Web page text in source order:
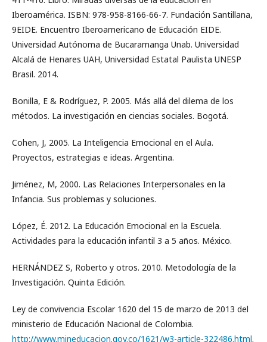
Iberoamérica. ISBN: 978-958-8166-66-7. Fundación Santillana,
9EIDE. Encuentro Iberoamericano de Educación EIDE.
Universidad Autónoma de Bucaramanga Unab. Universidad
Alcalá de Henares UAH, Universidad Estatal Paulista UNESP
Brasil. 2014.
Bonilla, E & Rodríguez, P. 2005. Más allá del dilema de los
métodos. La investigación en ciencias sociales. Bogotá.
Cohen, J, 2005. La Inteligencia Emocional en el Aula.
Proyectos, estrategias e ideas. Argentina.
Jiménez, M, 2000. Las Relaciones Interpersonales en la
Infancia. Sus problemas y soluciones.
López, É. 2012. La Educación Emocional en la Escuela.
Actividades para la educación infantil 3 a 5 años. México.
HERNÁNDEZ S, Roberto y otros. 2010. Metodología de la
Investigación. Quinta Edición.
Ley de convivencia Escolar 1620 del 15 de marzo de 2013 del
ministerio de Educación Nacional de Colombia.
http://www.mineducacion.gov.co/1621/w3-article-322486.html.